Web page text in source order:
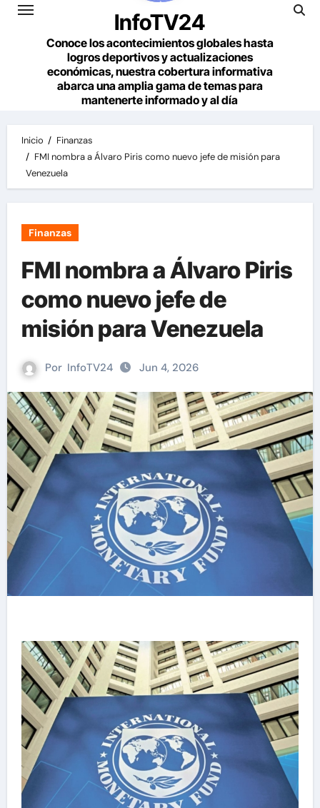
InfoTV24
Conoce los acontecimientos globales hasta
logros deportivos y actualizaciones
económicas, nuestra cobertura informativa
abarca una amplia gama de temas para
mantenerte informado y al día
Inicio
Finanzas
FMI nombra a Álvaro Piris como nuevo jefe de misión para
Venezuela
Finanzas
FMI nombra a Álvaro Piris
como nuevo jefe de
misión para Venezuela
Por InfoTV24 Jun 4, 2026